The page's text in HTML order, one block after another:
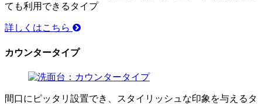
ても利用できるタイプ
詳しくはこちら
カウンタータイプ
間口にピッタリ設置でき、スタイリッシュな印象を与えるタ